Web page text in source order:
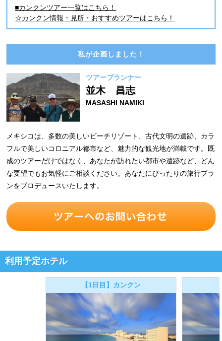
■カンクンツアー一覧はこちら！
☆カンクン情報・見所・おすすめツアーはこちら！
私が企画しました！
ツアープランナー
並木 昌志
MASASHI NAMIKI
メキシコは、多数の美しいビーチリゾート、古代文明の遺跡、カラ
フルで美しいコロニアル都市など、魅力的な観光地が満載です。既
成のツアーだけではなく、あなたが訪れたい都市や遺跡など、どん
な要望でもお気軽にご相談ください。あなたにぴったりの旅行プラ
ンをプロデュースいたします。
利用予定ホテル
【1日目】カンクン